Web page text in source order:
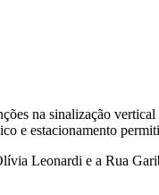
na sinalização
e estacionamento
Leonardi e a Rua